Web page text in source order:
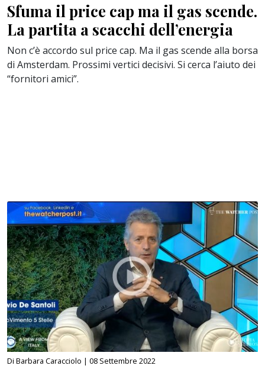
Sfuma il price cap ma il gas scende.
La partita a scacchi dell’energia
Non c’è accordo sul price cap. Ma il gas scende alla borsa
di Amsterdam. Prossimi vertici decisivi. Si cerca l’aiuto dei
“fornitori amici”.
Di Barbara Caracciolo | 08 Settembre 2022